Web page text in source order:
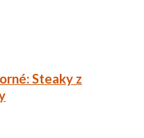
Steaky z